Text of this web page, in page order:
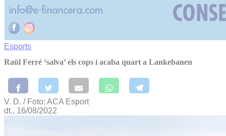
Esports
Raül Ferré ‘salva’ els cops i acaba quart a Lankebanen
V. D. / Foto: ACA Esport
dt., 16/08/2022